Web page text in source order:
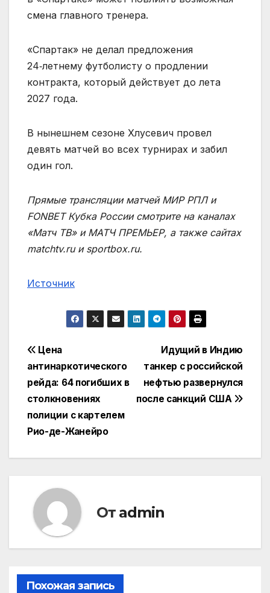
смена главного тренера.
«Спартак» не делал предложения
24‑летнему футболисту о продлении
контракта, который действует до лета
2027 года.
В нынешнем сезоне Хлусевич провел
девять матчей во всех турнирах и забил
один гол.
Прямые трансляции матчей МИР РПЛ и
FONBET Кубка России смотрите на каналах
«Матч ТВ» и МАТЧ ПРЕМЬЕР, а также сайтах
matchtv.ru и sportbox.ru.
Источник
Навигация
по
записям
Идущий в Индию
танкер с российской
нефтью развернулся
после санкций США
Цена
антинаркотического
рейда: 64 погибших в
столкновениях
полиции с картелем
Рио-де-Жанейро
От admin
Похожая запись